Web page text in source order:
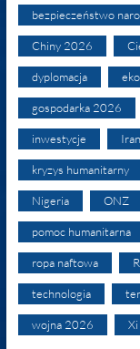
bezpieczeństwo
Chiny 2026
dyplomacja
gospodarka 2026
inwestycje Iran
kryzys humanitarny
Nigeria ONZ
pomoc humanitarna
ropa naftowa
technologia
wojna 2026